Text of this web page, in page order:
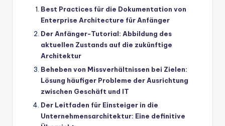
Best Practices für die Dokumentation von
Enterprise Architecture für Anfänger
Der Anfänger-Tutorial: Abbildung des
aktuellen Zustands auf die zukünftige
Architektur
Beheben von Missverhältnissen bei Zielen:
Lösung häufiger Probleme der Ausrichtung
zwischen Geschäft und IT
Der Leitfaden für Einsteiger in die
Unternehmensarchitektur: Eine definitive